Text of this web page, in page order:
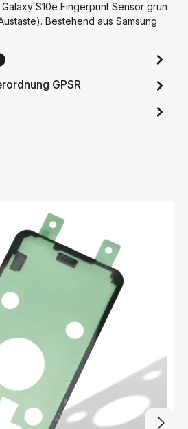
S10e Fingerprint Sensor grün
Bestehend aus Samsung
GPSR